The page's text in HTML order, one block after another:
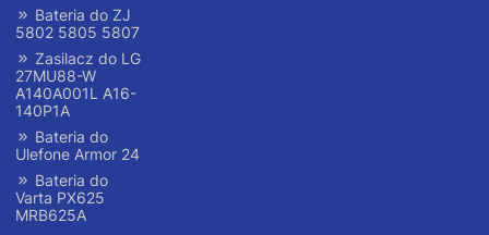
Bateria do ZJ
5802 5805 5807
Zasilacz do LG
27MU88-W
A140A001L A16-
140P1A
Bateria do
Ulefone Armor 24
Bateria do
Varta PX625
MRB625A